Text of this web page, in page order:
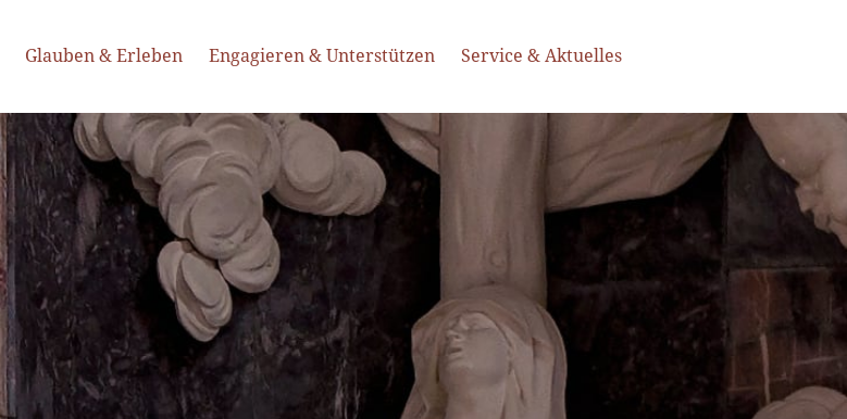
Glauben & Erleben Engagieren & Unterstützen Service & Aktuelles